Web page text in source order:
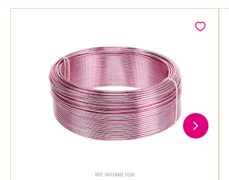
RÉF. INTERNE 1026